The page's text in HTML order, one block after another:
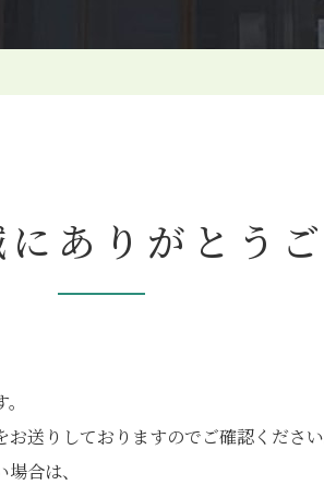
ありがとうご
送りしておりますのでご確認ください
合は、